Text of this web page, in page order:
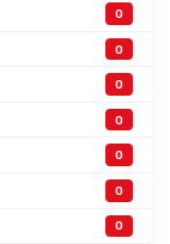
0
0
0
0
0
0
0